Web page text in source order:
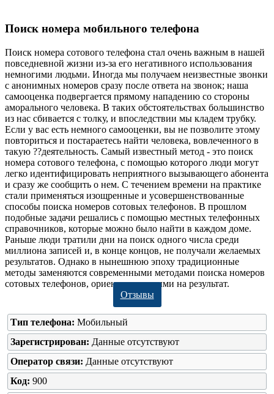
Поиск номера мобильного телефона
Поиск номера сотового телефона стал очень важным в нашей
повседневной жизни из-за его негативного использования
немногими людьми. Иногда мы получаем неизвестные звонки
с анонимных номеров сразу после ответа на звонок; наша
самооценка подвергается прямому нападению со стороны
аморального человека. В таких обстоятельствах большинство
из нас сбивается с толку, и впоследствии мы кладем трубку.
Если у вас есть немного самооценки, вы не позволите этому
повториться и постараетесь найти человека, вовлеченного в
такую ??деятельность. Самый известный метод - это поиск
номера сотового телефона, с помощью которого люди могут
легко идентифицировать неприятного вызывающего абонента
и сразу же сообщить о нем. С течением времени на практике
стали применяться изощренные и усовершенствованные
способы поиска номеров сотовых телефонов. В прошлом
подобные задачи решались с помощью местных телефонных
справочников, которые можно было найти в каждом доме.
Раньше люди тратили дни на поиск одного числа среди
миллиона записей и, в конце концов, не получали желаемых
результатов. Однако в нынешнюю эпоху традиционные
методы заменяются современными методами поиска номеров
сотовых телефонов, ориентированными на результат.
Отзывы
Тип телефона: Мобильный
Зарегистрирован: Данные отсутствуют
Оператор связи: Данные отсутствуют
Код: 900